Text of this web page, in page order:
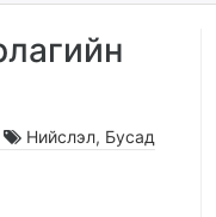
Нийслэл, Бусад